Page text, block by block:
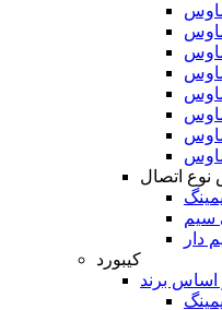
اتصال
سیم
دار
کیبورد
اساس برند